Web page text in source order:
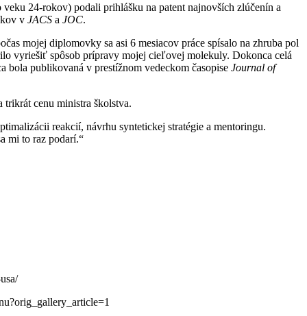
24-rokov) podali prihlášku na patent najnovších zlúčenín a
v JACS a JOC.
mojej diplomovky sa asi 6 mesiacov práce spísalo na zhruba pol
vyriešiť spôsob prípravy mojej cieľovej molekuly. Dokonca celá
publikovaná v prestížnom vedeckom časopise Journal of
trikrát cenu ministra školstva.
reakcií, návrhu syntetickej stratégie a mentoringu.
mi to raz podarí.“